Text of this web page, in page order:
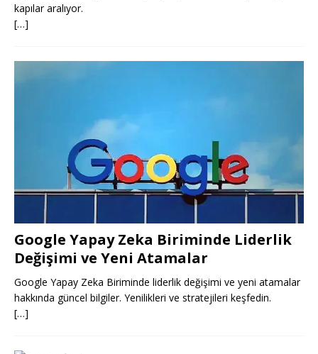
kapılar aralıyor.
[…]
Google Yapay Zeka Biriminde Liderlik
Değişimi ve Yeni Atamalar
Google Yapay Zeka Biriminde liderlik değişimi ve yeni atamalar
hakkında güncel bilgiler. Yenilikleri ve stratejileri keşfedin.
[…]